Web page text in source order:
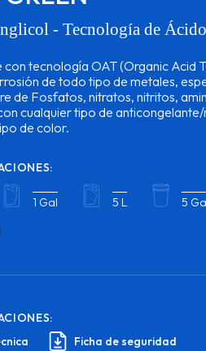
- Tecnología de
tecnología OAT (Organic Acid
de todo tipo de metales,
de Fosfatos, nitratos, nitritos,
cualquier tipo de
de color.
1 Gal 5 L
5
Ficha de seguridad